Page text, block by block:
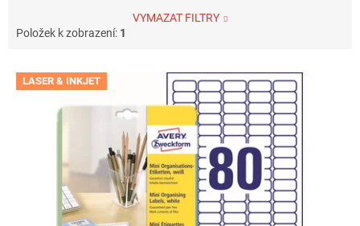
VYMAZAT FILTRY
Položek k zobrazení: 1
V LASER & INKJET